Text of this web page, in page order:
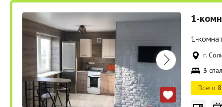
1-
1-
г.
3
Всего 8